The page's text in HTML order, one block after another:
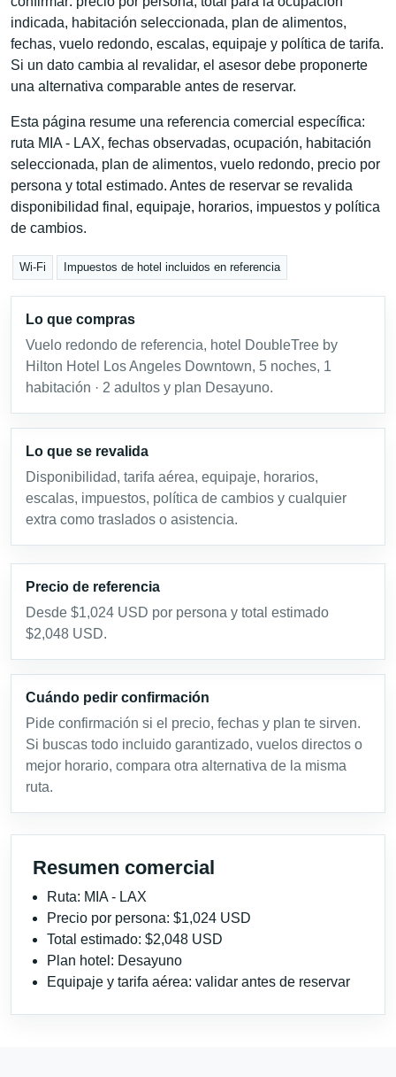
indicada, habitación seleccionada, plan de alimentos,
fechas, vuelo redondo, escalas, equipaje y política de tarifa.
Si un dato cambia al revalidar, el asesor debe proponerte
una alternativa comparable antes de reservar.
Esta página resume una referencia comercial específica:
ruta MIA - LAX, fechas observadas, ocupación, habitación
seleccionada, plan de alimentos, vuelo redondo, precio por
persona y total estimado. Antes de reservar se revalida
disponibilidad final, equipaje, horarios, impuestos y política
de cambios.
Wi-Fi Impuestos de hotel incluidos en referencia
Lo que compras
Vuelo redondo de referencia, hotel DoubleTree by
Hilton Hotel Los Angeles Downtown, 5 noches, 1
habitación · 2 adultos y plan Desayuno.
Lo que se revalida
Disponibilidad, tarifa aérea, equipaje, horarios,
escalas, impuestos, política de cambios y cualquier
extra como traslados o asistencia.
Precio de referencia
Desde $1,024 USD por persona y total estimado
$2,048 USD.
Cuándo pedir confirmación
Pide confirmación si el precio, fechas y plan te sirven.
Si buscas todo incluido garantizado, vuelos directos o
mejor horario, compara otra alternativa de la misma
ruta.
Resumen comercial
Ruta: MIA - LAX
Precio por persona: $1,024 USD
Total estimado: $2,048 USD
Plan hotel: Desayuno
Equipaje y tarifa aérea: validar antes de reservar